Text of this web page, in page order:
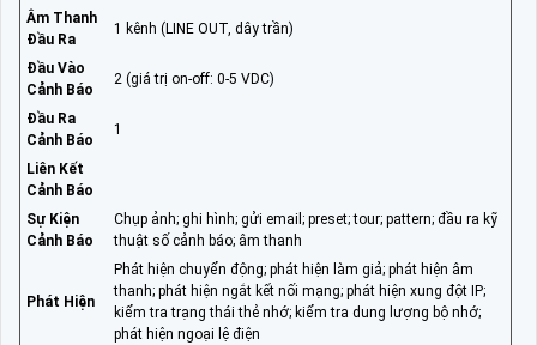
Âm Thanh
Đầu Ra
1 kênh (LINE OUT, dây trần)
Đầu Vào
Cảnh Báo
2 (giá trị on-off: 0-5 VDC)
Đầu Ra
Cảnh Báo
1
Liên Kết
Cảnh Báo
Sự Kiện
Cảnh Báo
Chụp ảnh; ghi hình; gửi email; preset; tour; pattern; đầu ra kỹ
thuật số cảnh báo; âm thanh
Phát Hiện
Phát hiện chuyển động; phát hiện làm giả; phát hiện âm
thanh; phát hiện ngắt kết nối mạng; phát hiện xung đột IP;
kiểm tra trạng thái thẻ nhớ; kiểm tra dung lượng bộ nhớ;
phát hiện ngoại lệ điện